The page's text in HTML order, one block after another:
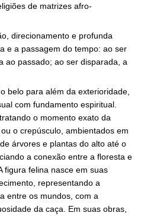
de matrizes afro-
direcionamento e profunda
e a passagem do tempo: ao ser
ao passado; ao ser disparada, a
belo para além da exterioridade,
com fundamento espiritual.
o momento exato da
o crepúsculo, ambientados em
árvores e plantas do alto até o
a conexão entre a floresta e
figura felina nasce em suas
representando a
entre os mundos, com a
da caça. Em suas obras,